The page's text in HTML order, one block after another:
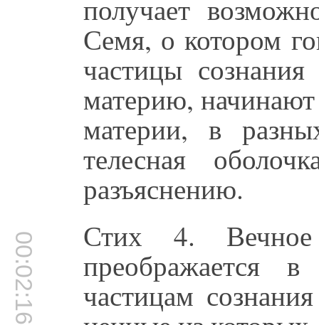
получает
Семя, о котором
частицы
материю, начинают
материи, в
телесная
разъяснению.
00:02:16 Стих 4. Вечное
преображается
частицам